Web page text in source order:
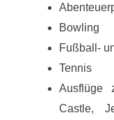
Bowling
Fußball-
Tennis
Ausflüge
Castle,